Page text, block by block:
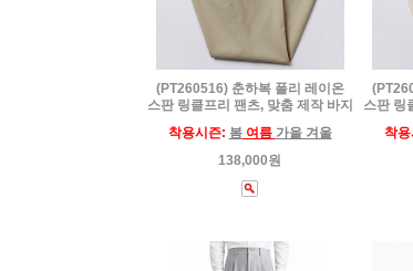
(PT260516) 춘하복 폴리 레이온
스판 링클프리 팬츠, 맞춤 제작 바지
착용시즌: 봄여름 가을 겨울
138,000원
스판 링
착